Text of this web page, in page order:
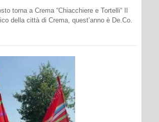
torna a Crema “Chiacchiere e Tortelli“ Il
della città di Crema, quest’anno è De.Co.